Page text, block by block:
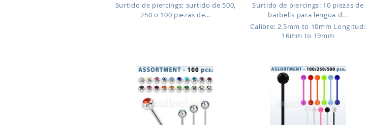
Surtido de piercings: surtido de 500,
250 o 100 piezas de...
Surtido de piercings: 10 piezas de
barbells para lengua d...
Calibre: 2.5mm to 10mm Longitud:
16mm to 19mm